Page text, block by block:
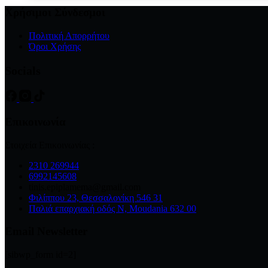
€800.00.είναι:
Πολιτική Απορρήτου
Όροι Χρήσης
2310 269944
6992145608
Φιλίππου 23, Θεσσαλονίκη 546 31
Παλιά επαρχιακή οδός Ν, Moudania 632 00